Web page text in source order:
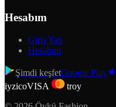
Hesabım
Giriş Yap
Hesabım
Şimdi keşfetGoogle Play
iyzicoVISA
troy